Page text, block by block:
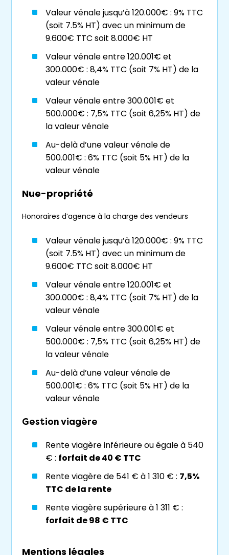
avantages fiscaux
réduction des charges de copropriété
transfert des charges de rénovation
majeures et des travaux de rénovation
énergétique à l’acheteur.
Du côté de l’acquéreur :
acquérir un bien à un prix plus faible que
pas de recours au crédit bancaire
le bouquet n’est ni imposable ni taxable
Pourquoi investir en viager à
surnommée la capitale desAlpes. Ville
universitaire et scientifique dynamique, elle
abrite l’une des universités les plus
prestigieuses de France et attire étudiants,
chercheurs et entreprises du monde entier.
Sa proximité avec les montagnes et les
stations de ski en fait également une
destination prisée pour les sports d’hiver et le
tourisme. De grands tournois sportifs
internationaux s’y déroulent notamment.
Sur le plan économique,
la recherche et du développement, attirant
internationaux.
Son réseau de transport dense (tramway,
bus, navettes, gare et aéroport) renforce son
Grenoble, reconnue pour son engagement
où il fait bon vivre, particulièrement pour les
Valeur vénale jusqu’à 120.000€ : 9% TTC
(soit 7.5% HT) avec un minimum de
9.600€ TTC soit 8.000€ HT
Valeur vénale entre 120.001€ et
300.000€ : 8,4% TTC (soit 7% HT) de la
valeur vénale
Valeur vénale entre 300.001€ et
500.000€ : 7,5% TTC (soit 6,25% HT) de
la valeur vénale
Au-delà d’une valeur vénale de
500.001€ : 6% TTC (soit 5% HT) de la
valeur vénale
Nue-propriété
Honoraires d’agence à la charge des vendeurs
Valeur vénale jusqu’à 120.000€ : 9% TTC
(soit 7.5% HT) avec un minimum de
9.600€ TTC soit 8.000€ HT
Valeur vénale entre 120.001€ et
300.000€ : 8,4% TTC (soit 7% HT) de la
valeur vénale
Valeur vénale entre 300.001€ et
500.000€ : 7,5% TTC (soit 6,25% HT) de
la valeur vénale
Au-delà d’une valeur vénale de
500.001€ : 6% TTC (soit 5% HT) de la
valeur vénale
Gestion viagère
Rente viagère inférieure ou égale à 540
€ : forfait de 40 € TTC
Rente viagère de 541 € à 1 310 € : 7,5%
TTC de la rente
Rente viagère supérieure à 1 311 € :
forfait de 98 € TTC
Mentions légales